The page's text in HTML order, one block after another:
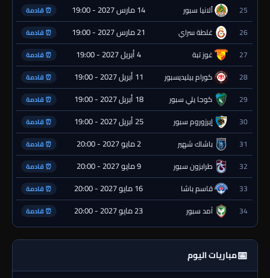
25 ألانيا سبور 14 مارس 2027 - 19:00 ⏰ قادمة
26 غلطة سراي 21 مارس 2027 - 19:00 ⏰ قادمة
27 غوز تبة 4 أبريل 2027 - 19:00 ⏰ قادمة
28 كورام بيليديسبور 11 أبريل 2027 - 19:00 ⏰ قادمة
29 كوجا يلي سبور 18 أبريل 2027 - 19:00 ⏰ قادمة
30 إيرزوروم سبور 25 أبريل 2027 - 19:00 ⏰ قادمة
31 باشاك شهير 2 مايو 2027 - 20:00 ⏰ قادمة
32 طرابزون سبور 9 مايو 2027 - 20:00 ⏰ قادمة
33 قاسم باشا 16 مايو 2027 - 20:00 ⏰ قادمة
34 آمد سبور 23 مايو 2027 - 20:00 ⏰ قادمة
📅مباريات اليوم